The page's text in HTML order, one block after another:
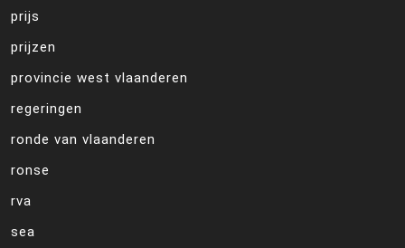
prijs
prijzen
provincie west vlaanderen
regeringen
ronde van vlaanderen
ronse
rva
sea